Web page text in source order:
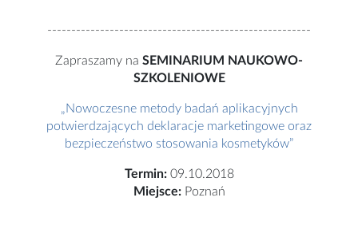
-------------------------------------------------------
Zapraszamy na SEMINARIUM NAUKOWO-
SZKOLENIOWE
„Nowoczesne metody badań aplikacyjnych
potwierdzających deklaracje marketingowe oraz
bezpieczeństwo stosowania kosmetyków”
Termin:09.10.2018
Miejsce:Poznań